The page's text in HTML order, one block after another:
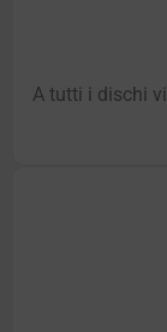
A tutti i dischi